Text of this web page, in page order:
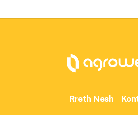
Rreth Nesh